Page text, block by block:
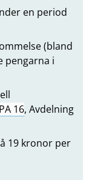
en period
(bland
pengarna i
PA 16, Avdelning
19 kronor per